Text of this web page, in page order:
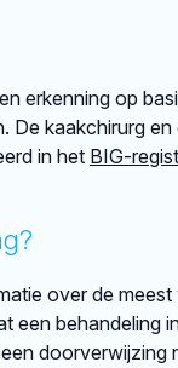
erkenning op
kaakchirurg
in het BIG-
over de
een behandeling